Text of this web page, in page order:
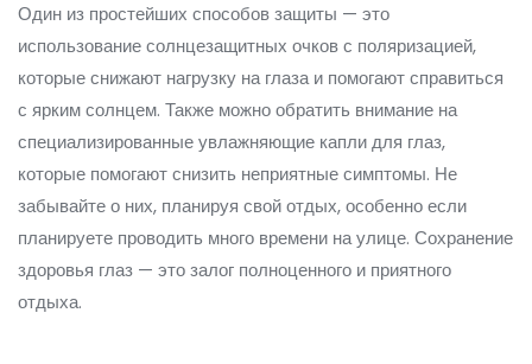
Один из простейших способов защиты — это
использование солнцезащитных очков с поляризацией,
которые снижают нагрузку на глаза и помогают справиться
с ярким солнцем. Также можно обратить внимание на
специализированные увлажняющие капли для глаз,
которые помогают снизить неприятные симптомы. Не
забывайте о них, планируя свой отдых, особенно если
планируете проводить много времени на улице. Сохранение
здоровья глаз — это залог полноценного и приятного
отдыха.